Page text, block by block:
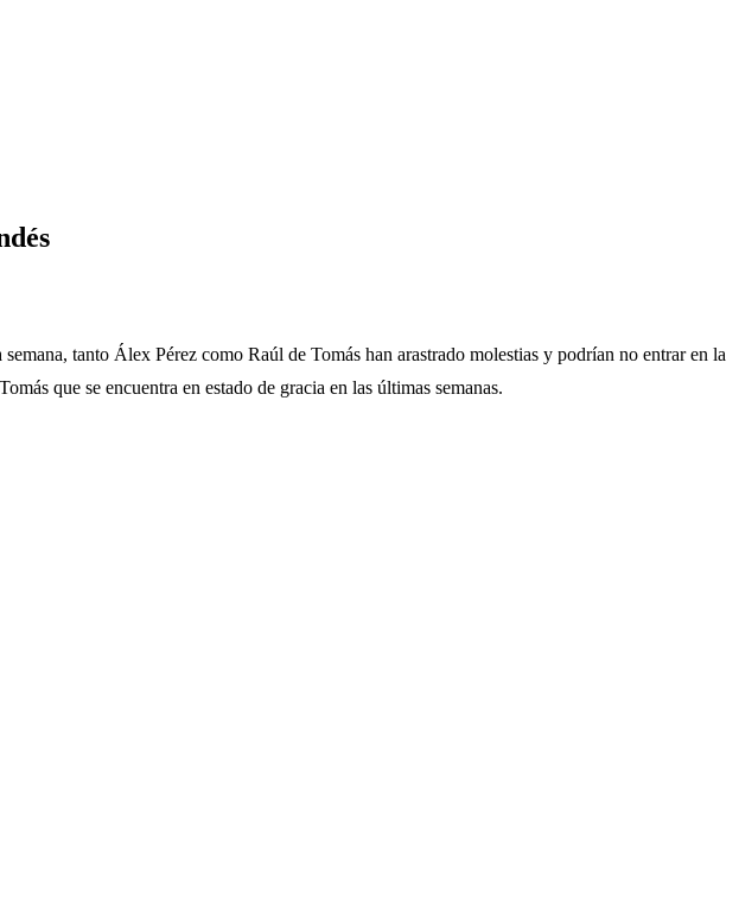
tanto Álex Pérez como Raúl de Tomás han arastrado molestias y podrían no entrar en la
que se encuentra en estado de gracia en las últimas semanas.